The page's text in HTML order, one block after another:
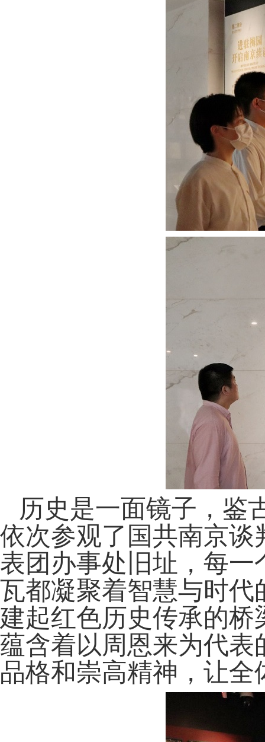
历史是一面镜子，鉴
依次参观了国共南京
表团办事处旧址，每
瓦都凝聚着智慧与时
建起红色历史传承的桥
蕴含着以周恩来为代
品格和崇高精神， 让全